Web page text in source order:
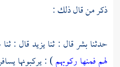
ذكر من قال ذلك :
حدثنابشرقال : ثنايزيدقال : ثنا
لهم فمنها ركوبهم) : يركبونها